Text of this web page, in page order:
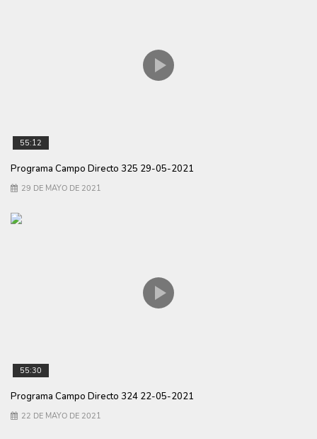
55:12
Programa Campo Directo 325 29-05-2021
29 DE MAYO DE 2021
55:30
Programa Campo Directo 324 22-05-2021
22 DE MAYO DE 2021